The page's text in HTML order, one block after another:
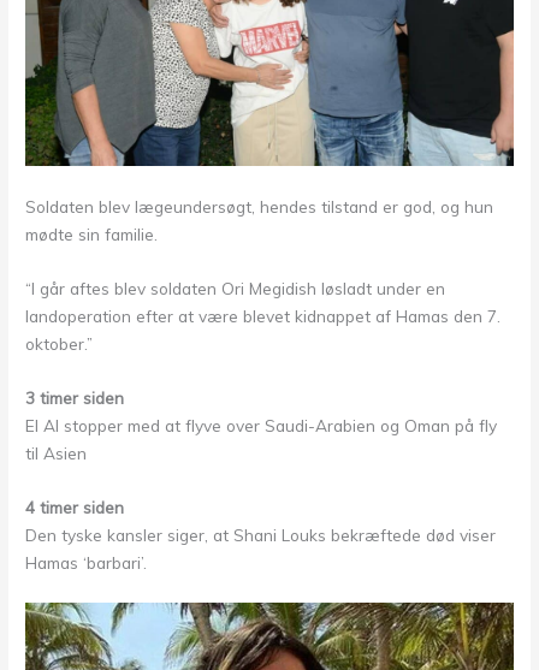
Soldaten blev lægeundersøgt, hendes tilstand er god, og hun
mødte sin familie.
“I går aftes blev soldaten Ori Megidish løsladt under en
landoperation efter at være blevet kidnappet af Hamas den 7.
oktober.”
3 timer siden
El Al stopper med at flyve over Saudi-Arabien og Oman på fly
til Asien
4 timer siden
Den tyske kansler siger, at Shani Louks bekræftede død viser
Hamas ‘barbari’.